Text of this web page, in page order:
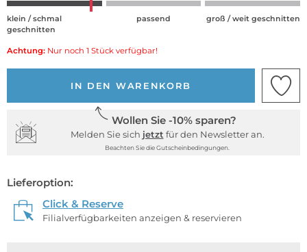
klein / schmal
geschnitten
passend groß / weit geschnitten
Achtung: Nur noch 1 Stück verfügbar!
IN DEN WARENKORB
Wollen Sie -10% sparen?
Melden Sie sich jetzt für den Newsletter an.
Beachten Sie die Gutscheinbedingungen.
Lieferoption:
Click & Reserve
Filialverfügbarkeiten anzeigen & reservieren